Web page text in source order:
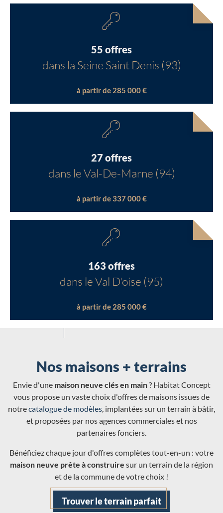
55 offres
dans la Seine Saint Denis (93)
à partir de 285 000 €
27 offres
dans le Val-De-Marne (94)
à partir de 337 000 €
163 offres
dans le Val D'oise (95)
à partir de 285 000 €
Nos maisons + terrains
Envie d'une maison neuve clés en main? Habitat Concept
vous propose un vaste choix d'offres de maisons issues de
notrecatalogue de modèles, implantées sur un terrain à bâtir,
et proposées par nos agences commerciales et nos
partenaires fonciers.
Bénéficiez chaque jour d'offres complètes tout-en-un : votre
maison neuve prête à construire sur un terrain de la région
et de la commune de votre choix !
Trouver le terrain parfait